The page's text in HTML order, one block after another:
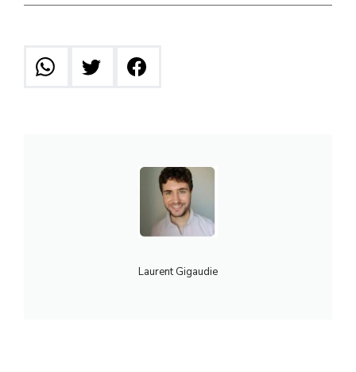
Laurent Gigaudie